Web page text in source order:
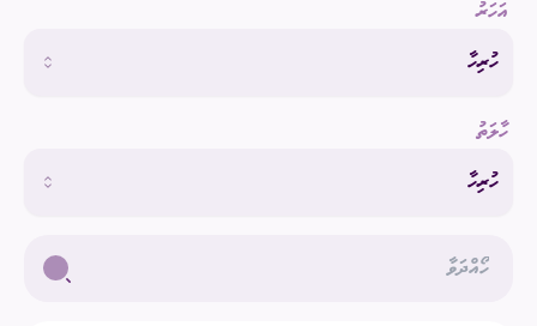
އަހަރު
ހުރިހާ
ހާލަތު
ހުރިހާ